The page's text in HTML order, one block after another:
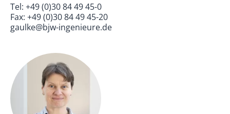
Tel: +49 (0)30 84 49 45-0
Fax: +49 (0)30 84 49 45-20
gaulke@bjw-ingenieure.de